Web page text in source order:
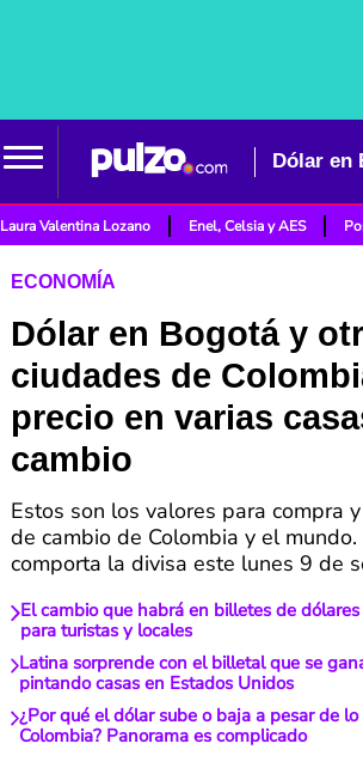
Dólar en
Laura Valentina Lozano Enel, Celsia y AES
ECONOMÍA
Dólar en Bogotá y
ciudades de
precio en varias
cambio
Estos son los valores para compra
de cambio de Colombia y el mundo.
comporta la divisa este lunes 9 de
El cambio que habrá en billetes de
para turistas y locales
Latina sorprende con el billetal que se
pintando casas en Estados Unidos
¿Por qué el dólar sube o baja a pesar de
Colombia? Panorama es complicado